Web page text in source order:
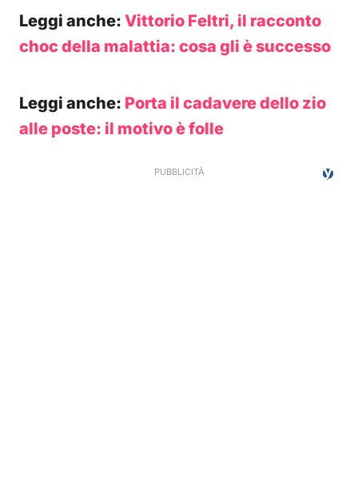
Leggi anche: Vittorio Feltri, il racconto
choc della malattia: cosa gli è successo
Leggi anche: Porta il cadavere dello zio
alle poste: il motivo è folle